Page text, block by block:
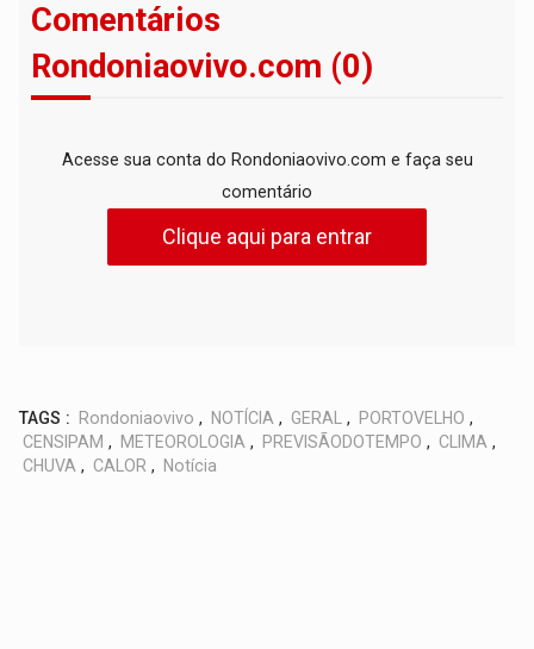
Comentários
Rondoniaovivo.com (0)
Acesse sua conta do Rondoniaovivo.com e faça seu
comentário
Clique aqui para entrar
TAGS : Rondoniaovivo , NOTÍCIA , GERAL , PORTOVELHO ,
CENSIPAM , METEOROLOGIA , PREVISÃODOTEMPO , CLIMA ,
CHUVA , CALOR , Notícia